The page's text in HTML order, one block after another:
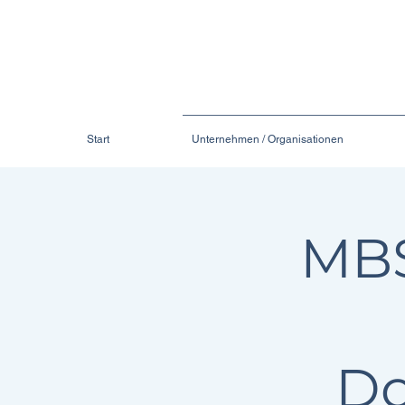
Start Unternehmen / Organisationen